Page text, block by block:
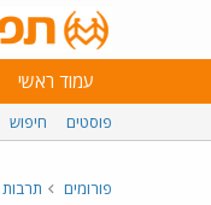
עמוד ראשי
פוסטים חיפוש
פורומים